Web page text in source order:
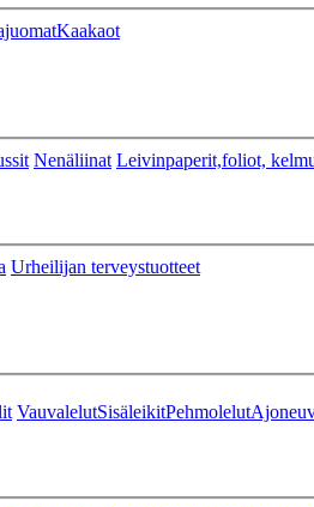
Kaakaot
Nenäliinat Leivinpaperit,foliot,
Urheilijan terveystuotteet
VauvalelutSisäleikitPehmolelut